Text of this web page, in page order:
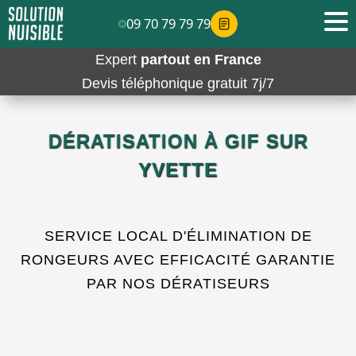
Expert partout en France
Devis téléphonique gratuit 7j/7
DÉRATISATION À GIF SUR
YVETTE
SERVICE LOCAL D'ÉLIMINATION DE
RONGEURS AVEC EFFICACITÉ GARANTIE
PAR NOS DÉRATISEURS
09 70 79 79 79